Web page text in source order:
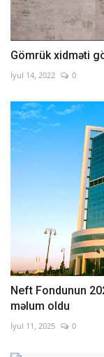
Gömrük xidməti
İyul 14, 2022 0
Neft Fondunun
məlum oldu
İyul 11, 2025 0